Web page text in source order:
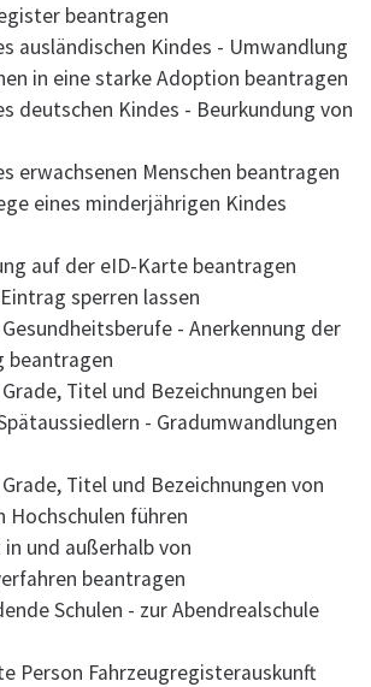
beantragen
ausländischen Kindes - Umwandlung
in eine starke Adoption beantragen
deutschen Kindes - Beurkundung von
erwachsenen Menschen beantragen
eines minderjährigen Kindes
auf der eID-Karte beantragen
sperren lassen
- Anerkennung der
beantragen
Titel und Bezeichnungen bei
- Gradumwandlungen
Titel und Bezeichnungen von
Hochschulen führen
und außerhalb von
beantragen
Schulen - zur Abendrealschule
Person Fahrzeugregisterauskunft